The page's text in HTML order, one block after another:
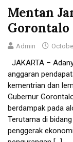
Mentan
Gorontalo
Admin
JAKARTA –
anggaran
kementrian dan
Gubernur
berdampak pada
Terutama di
penggerak